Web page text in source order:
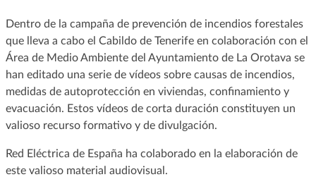
Dentro de la campaña de prevención de incendios forestales
que lleva a cabo el Cabildo de Tenerife en colaboración con el
Área de Medio Ambiente del Ayuntamiento de La Orotava se
han editado una serie de vídeos sobre causas de incendios,
medidas de autoprotección en viviendas, confinamiento y
evacuación. Estos vídeos de corta duración constituyen un
valioso recurso formativo y de divulgación.
Red Eléctrica de España ha colaborado en la elaboración de
este valioso material audiovisual.